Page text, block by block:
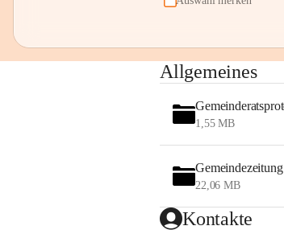
Allgemeines
1,55 MB
Gemeindezeitung
22,06 MB
Kontakte